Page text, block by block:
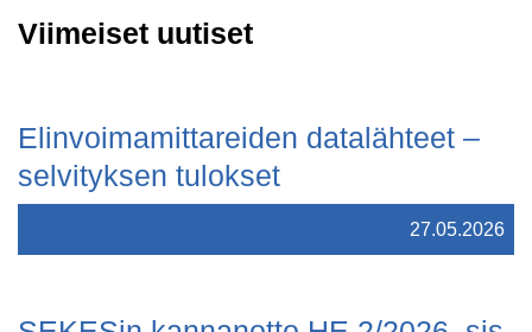
Viimeiset uutiset
Elinvoimamittareiden datalähteet –
selvityksen tulokset
27.05.2026